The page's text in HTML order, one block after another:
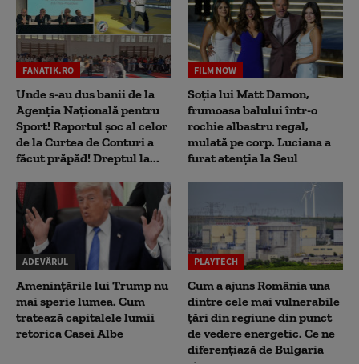
FANATIK.RO
Unde s-au dus banii de la
Agenția Națională pentru
Sport! Raportul șoc al celor
de la Curtea de Conturi a
făcut prăpăd! Dreptul la...
FILM NOW
Soția lui Matt Damon,
frumoasa balului într-o
rochie albastru regal,
mulată pe corp. Luciana a
furat atenția la Seul
ADEVĂRUL
Amenințările lui Trump nu
mai sperie lumea. Cum
tratează capitalele lumii
retorica Casei Albe
PLAYTECH
Cum a ajuns România una
dintre cele mai vulnerabile
țări din regiune din punct
de vedere energetic. Ce ne
diferențiază de Bulgaria